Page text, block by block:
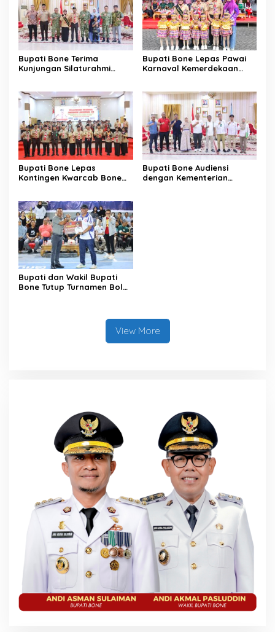
Bupati Bone Terima
Kunjungan Silaturahmi
Bupati Bone Lepas Pawai
Karnaval Kemerdekaan
Bupati Bone Lepas
Kontingen Kwarcab Bone
Bupati Bone Audiensi
dengan Kementerian
Bupati dan Wakil Bupati
Bone Tutup Turnamen Bola
View More